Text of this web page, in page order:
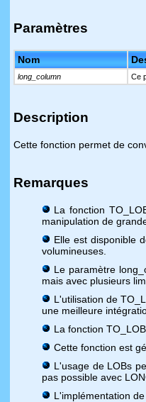
Paramètres
Nom
long_column Ce
Description
Cette fonction permet de
Remarques
La fonction
manipulation de
Elle est disponible
volumineuses.
Le paramètre
mais avec plusieurs
L'utilisation de
une meilleure
La fonction
Cette fonction est
L'usage de LOBs
pas possible avec
L'implémentation